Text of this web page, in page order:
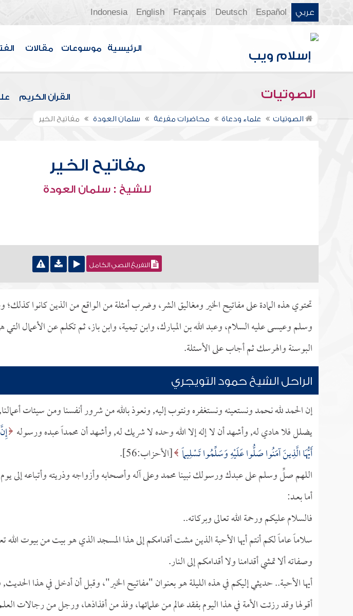
عربي Español
Deutsch
Français
English
Indonesia
الرئيسية موسوعات مقالات
الصوتيات القرآن الكريم
الصوتيات علماء ودعاة محاضرات مفرغة سلمان العودة مفاتيح الخير
مفاتيح الخير
للشيخ : سلمان العودة
التفريغ النصي الكامل
تحتوي هذه المادة على مفاتيح الخير ومغاليق الشر، وضرب أمثلة من الواقع من الذين كانوا
وسلم وعيسى عليه السلام، وعبد الله بن المبارك، وابن تيمية، وابن باز، ثم تكلم عن الأعمال
البوسنة والهرسك ثم أجاب على الأسئلة.
الراحل الشيخ حمود التويجري
إن الحمد لله نحمد ونستعينه ونستغفره ونتوب إليه, ونعوذ بالله من شرور أنفسنا ومن سيئات
يضلل فلا هادي له, وأشهد أن لا إله إلا الله وحده لا شريك له, وأشهد أن محمداً عبده ورسوله
أَيُّهَا الَّذِينَ آمَنُوا صَلُّوا عَلَيْهِ وَسَلِّمُوا تَسْلِيماً [الأحزاب:56].
اللهم صلِّ وسلم على عبدك ورسولك نبينا محمد وعلى آله وأصحابه وأزواجه وذريته وأتباعه إلى
أما بعــد:
فالسلام عليكم ورحمة الله تعالى وبركاته..
سلاماً عاماً لكم أنتم أيها الأحبة الذين مشت أقدامكم إلى هذا المسجد الذي هو بيت من بيوت الله
وصفاته ألا تمشي أقدامنا ولا أقدامكم إلى النار.
أيها الأحبة.. حديثي إليكم في هذه الليلة هو بعنوان "مفاتيح الخير"، وقبل أن أدخل في هذا
أقولها وقد رزئت الأمة في هذا اليوم بفقد عالم من علمائها، وفذ من أفذاذها، ورجل من رجالات